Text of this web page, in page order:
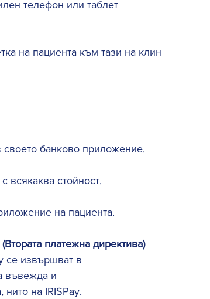
телефон или таблет
на пациента към тази на клин
своето банково приложение.
всякаква стойност.
на пациента.
(Втората платежна директива)
се извършват в
въвежда и
на IRISPay.